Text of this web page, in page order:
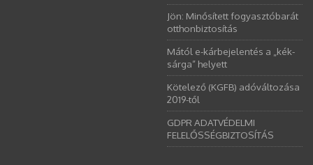
Jön: Minősített fogyasztóbarát
otthonbiztosítás
Mától e-kárbejelentés a „kék-
sárga” helyett
Kötelező (KGFB) adóváltozása
2019-től
GDPR ADATVÉDELMI
FELELŐSSÉGBIZTOSÍTÁS